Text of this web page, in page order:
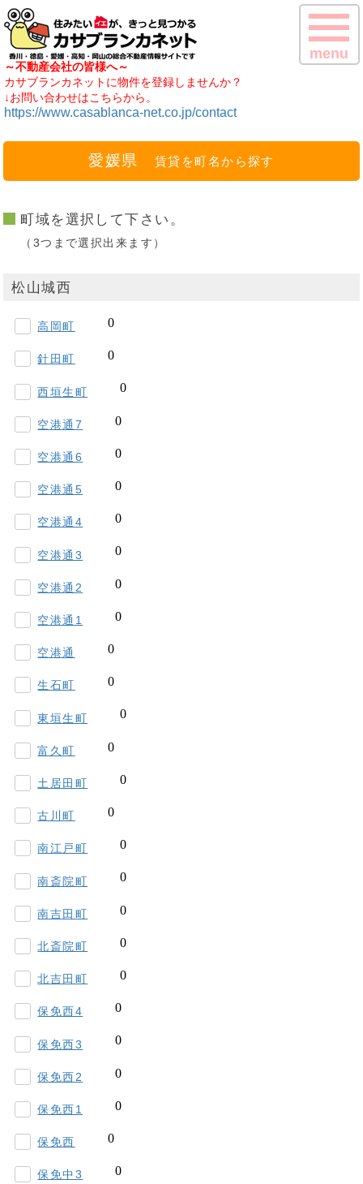
～不動産会社の皆様へ～
カサブランカネットに物件を登録しませんか？
↓お問い合わせはこちらから。
https://www.casablanca-net.co.jp/contact
menu
愛媛県 賃貸を町名から探す
町域を選択して下さい。
（3つまで選択出来ます）
松山城西
高岡町
針田町
西垣生町
空港通7
空港通6
空港通5
空港通4
空港通3
空港通2
空港通1
空港通
生石町
東垣生町
富久町
土居田町
古川町
南江戸町
南斎院町
南吉田町
北斎院町
北吉田町
保免西4
保免西3
保免西2
保免西1
保免西
保免中3